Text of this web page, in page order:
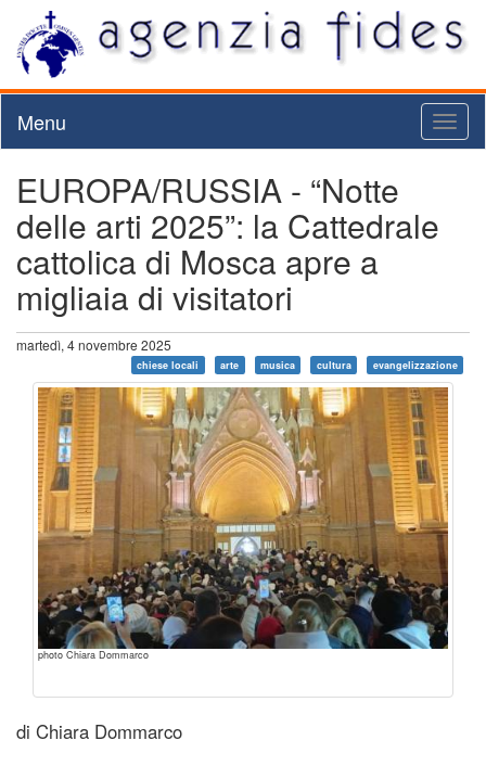
Menu
EUROPA/RUSSIA - “Notte
delle arti 2025”: la Cattedrale
cattolica di Mosca apre a
migliaia di visitatori
martedì, 4 novembre 2025
chiese locali arte musica cultura evangelizzazione
photo Chiara Dommarco
di Chiara Dommarco